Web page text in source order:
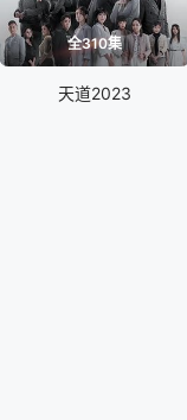
全310集
天道2023